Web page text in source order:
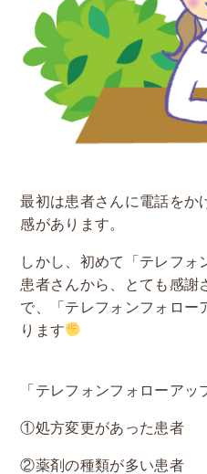
最初は患者さんに電話をか
感があります。
しかし、初めて「テレフォ
患者さんから、とても感謝
で、「テレフォンフォロー
ります
「テレフォンフォローアッ
①処方変更があった患者
②薬剤の種類が多い患者